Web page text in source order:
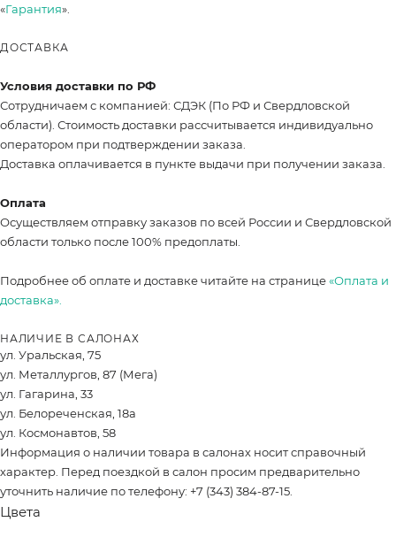
«Гарантия».
ДОСТАВКА
Условия доставки по РФ
Сотрудничаем с компанией: СДЭК (По РФ и Свердловской
области). Стоимость доставки рассчитывается индивидуально
оператором при подтверждении заказа.
Доставка оплачивается в пункте выдачи при получении заказа.
Оплата
Осуществляем отправку заказов по всей России и Свердловской
области только после 100% предоплаты.
Подробнее об оплате и доставке читайте на странице«Оплата и
доставка».
НАЛИЧИЕ В САЛОНАХ
ул. Уральская, 75
ул. Металлургов, 87 (Мега)
ул. Гагарина, 33
ул. Белореченская, 18а
ул. Космонавтов, 58
Информация о наличии товара в салонах носит справочный
характер. Перед поездкой в салон просим предварительно
уточнить наличие по телефону: +7 (343) 384-87-15.
Цвета